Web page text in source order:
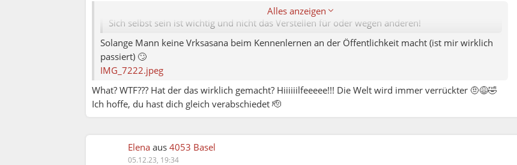
Alles anzeigen
Sich selbst sein ist wichtig und nicht das Verstellen für oder wegen anderen!
Solange Mann keine Vrksasana beim Kennenlernen an der Öffentlichkeit macht (ist mir wirklich
passiert) 🙄
IMG_7222.jpeg
What? WTF??? Hat der das wirklich gemacht? Hiiiiiilfeeeee!!! Die Welt wird immer verrückter 🤨😅🤣
Ich hoffe, du hast dich gleich verabschiedet 🫡
Elena aus 4053 Basel
05.12.23, 19:34
Erv: